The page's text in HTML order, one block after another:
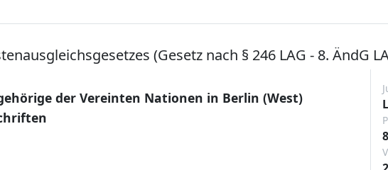
(Gesetz nach § 246 LAG - 8. ÄndG
der Vereinten Nationen in Berlin (West)